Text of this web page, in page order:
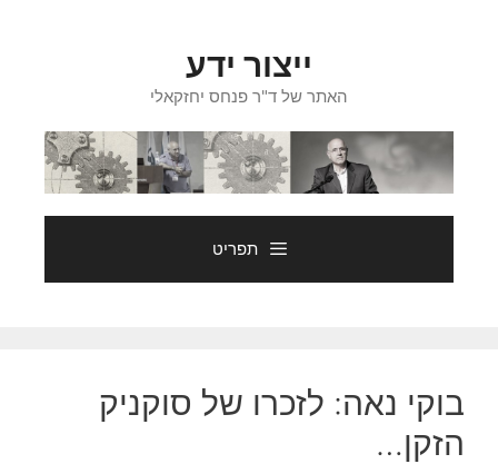
ייצור ידע
האתר של ד"ר פנחס יחזקאלי
תפריט
בוקי נאה: לזכרו של סוקניק
הזקן…